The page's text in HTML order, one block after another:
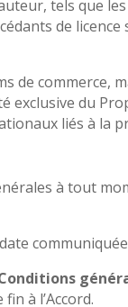
tels que
de
de commerce,
du
liés à la
à tout
à l’Accord.